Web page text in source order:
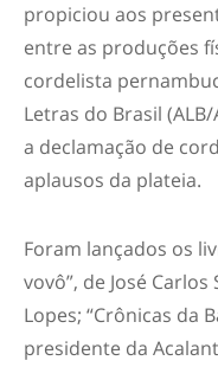
propiciou aos
entre as produções
cordelista
Letras do Brasil
a declamação de
aplausos da plateia.
Foram lançados os
vovô”, de José Carlos
Lopes; “Crônicas da
presidente da